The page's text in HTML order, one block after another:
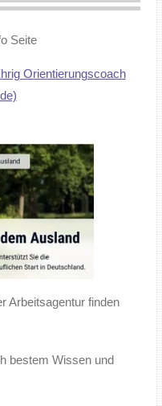
Seite
Orientierungscoach
Arbeitsagentur finden
bestem Wissen und